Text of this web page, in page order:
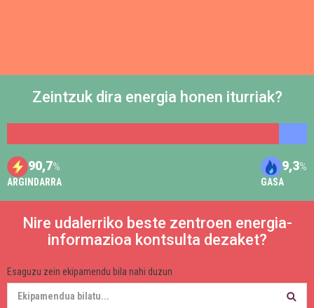
Zeintzuk dira energia honen iturriak?
90,7%
ARGINDARRA
9,3%
GASA
Nire udalerriko beste zentroen energia-
informazioa kontsulta dezaket?
Esaguzu zein ekipamendu bila nahi duzun